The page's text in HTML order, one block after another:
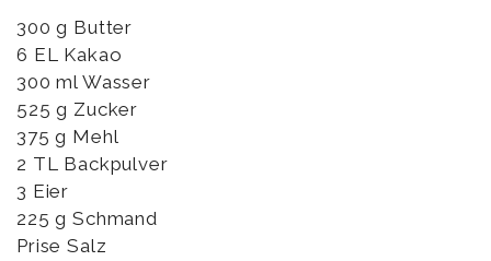
300 g Butter
6 EL Kakao
300 ml Wasser
525 g Zucker
375 g Mehl
2 TL Backpulver
3 Eier
225 g Schmand
Prise Salz